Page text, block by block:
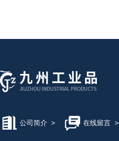
公司简介 > 在线留言>